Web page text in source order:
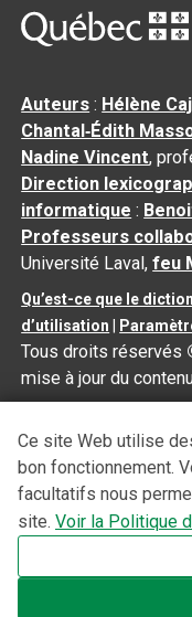
Auteurs : Hélène
Chantal‑Édith
Nadine Vincent,
Direction
informatique :
Professeurs
Université Laval,feu
Qu’est-ce que le
d’utilisation
Tous droits réservés
mise à jour du
Ce site Web utilise
bon fonctionnement.
facultatifs nous
site. Voir la Politique